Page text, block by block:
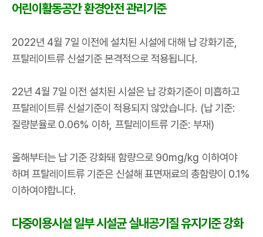
어린이활동공간 환경안전 관리기준
2022년 4월 7일 이전에 설치된 시설에 대해 납 강화기준
프탈레이트류 신설기준 본격적으로 적용됩니다.
22년 4월 7일 이전 설치된 시설은 납 강화기준이 미흡하고
프탈레이트류 신설기준이 적용되지 않았습니다. (납 기준:
질량분율로 0.06% 이하, 프탈레이트류 기준: 부재)
올해부터는 납 기준 강화돼 함량으로 90mg/kg 이하여야
하며 프탈레이트류 기준은 신설해 표면재료의 총함량이 0.1%
이하여야합니다.
다중이용시설 일부 시설균 실내공기질 유지기준 강화